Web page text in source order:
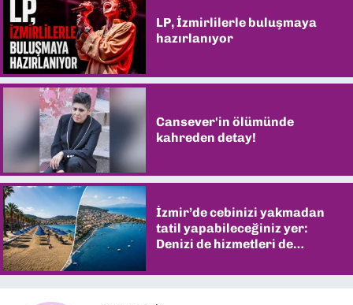
LP, İzmirlilerle buluşmaya
hazırlanıyor
Cansever'in ölümünde
kahreden detay!
İzmir’de cebinizi yakmadan
tatil yapabileceğiniz yer:
Denizi de hizmetleri de